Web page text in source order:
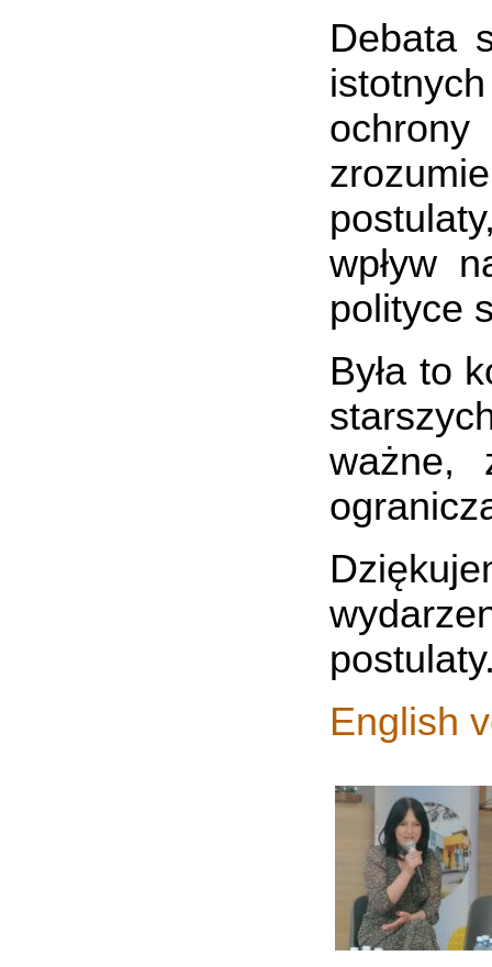
Debata
wpływ
polityce
Była to
ważne,
English